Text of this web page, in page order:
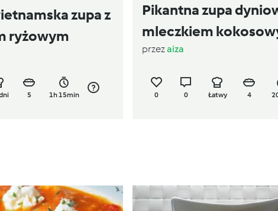
zupa z
ryżowym
5 1h 15min
Pikantna zupa
mleczkiem
przezaiza
0 0 Łatwy 4